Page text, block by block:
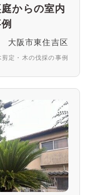
からの室内
大阪市東住吉区
定・木の伐採の事例